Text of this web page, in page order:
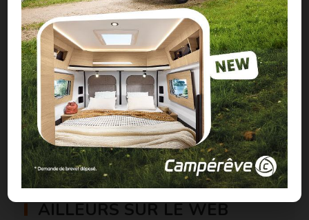
Régis
Voir tous les articles de Régis
Tags :
Collection 2023 Font Vendôme
Ford Transit
Ford Transit Custom
Salon VDL Bourget
CONTENU SPONSORISÉ
AILLEURS SUR LE WEB